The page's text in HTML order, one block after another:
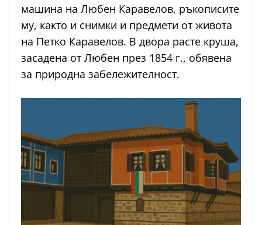
машина на Любен Каравелов, ръкописите
му, както и снимки и предмети от живота
на Петко Каравелов. В двора расте круша,
засадена от Любен през 1854 г., обявена
за природна забележителност.